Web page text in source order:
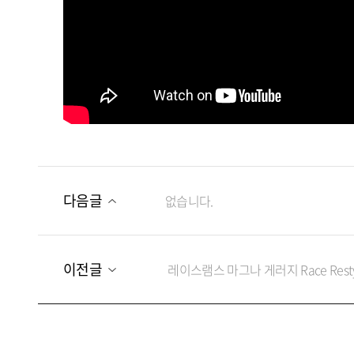
다음글 없습니다.
이전글 레이스램스 마그나 게러지 Race